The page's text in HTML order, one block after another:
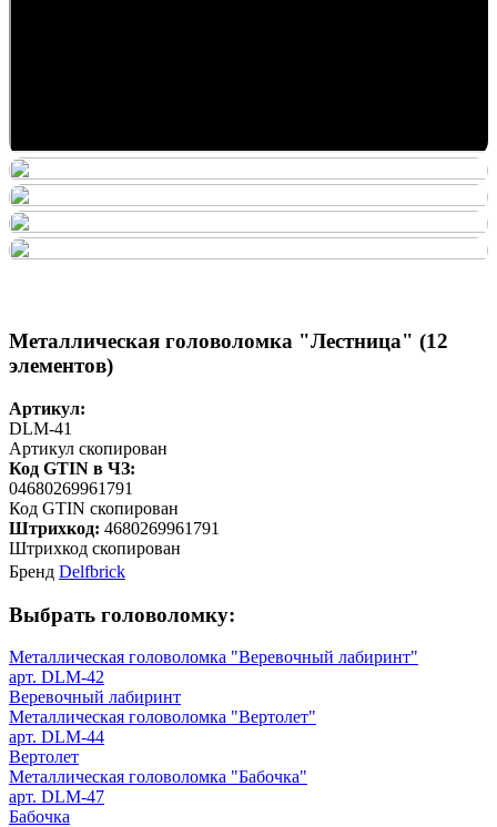
Металлическая головоломка "Лестница" (12
элементов)
Артикул:
DLM-41
Артикул скопирован
Код GTIN в ЧЗ:
04680269961791
Код GTIN скопирован
Штрихкод: 4680269961791
Штрихкод скопирован
Бренд Delfbrick
Выбрать головоломку:
Металлическая головоломка "Веревочный лабиринт"
арт. DLM-42
Веревочный лабиринт
Металлическая головоломка "Вертолет"
арт. DLM-44
Вертолет
Металлическая головоломка "Бабочка"
арт. DLM-47
Бабочка